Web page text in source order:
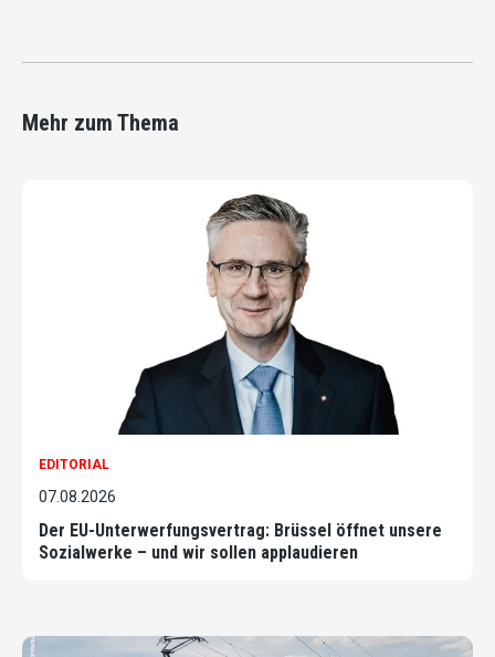
Mehr zum Thema
EDITORIAL
07.08.2026
Der EU-Unterwerfungsvertrag: Brüssel öffnet unsere
Sozialwerke – und wir sollen applaudieren